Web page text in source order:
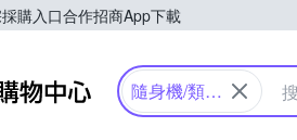
購入口合作招商App下載
Yahoo購物中心
隨身機/類單